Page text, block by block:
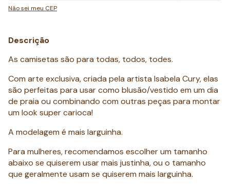
Não sei meu CEP
Descrição
As camisetas são para todas, todos, todes.
Com arte exclusiva, criada pela artista Isabela Cury, elas
são perfeitas para usar como blusão/vestido em um dia
de praia ou combinando com outras peças para montar
um look super carioca!
A modelagem é mais larguinha.
Para mulheres, recomendamos escolher um tamanho
abaixo se quiserem usar mais justinha, ou o tamanho
que geralmente usam se quiserem mais larguinha.